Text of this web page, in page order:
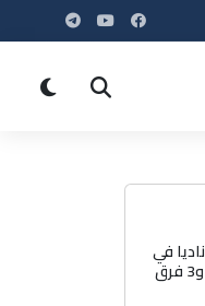
لجنة التراخيص : 17 ناديا في
دوري نجوم العراق و3 فرق